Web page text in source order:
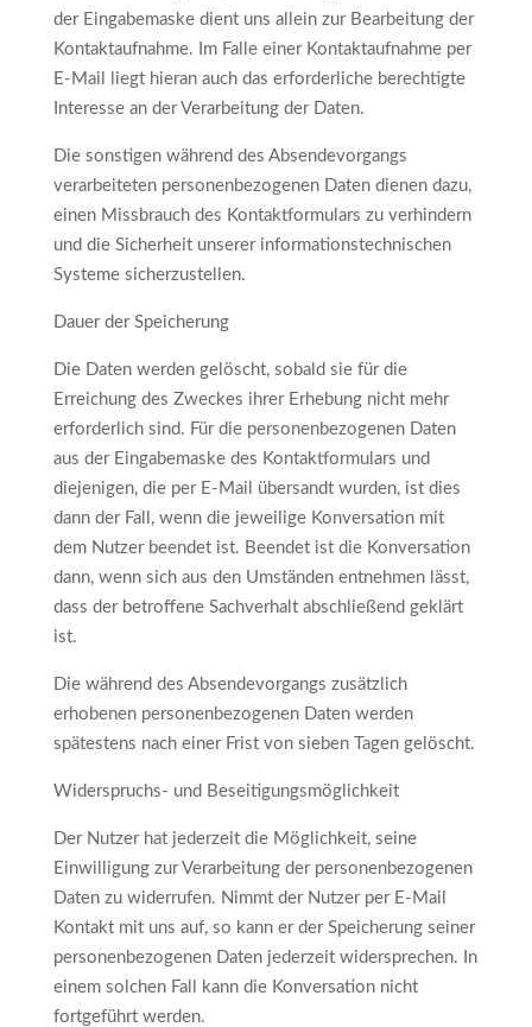
der Eingabemaske dient uns allein zur Bearbeitung der
Kontaktaufnahme. Im Falle einer Kontaktaufnahme per
E-Mail liegt hieran auch das erforderliche berechtigte
Interesse an der Verarbeitung der Daten.
Die sonstigen während des Absendevorgangs
verarbeiteten personenbezogenen Daten dienen dazu,
einen Missbrauch des Kontaktformulars zu verhindern
und die Sicherheit unserer informationstechnischen
Systeme sicherzustellen.
Dauer der Speicherung
Die Daten werden gelöscht, sobald sie für die
Erreichung des Zweckes ihrer Erhebung nicht mehr
erforderlich sind. Für die personenbezogenen Daten
aus der Eingabemaske des Kontaktformulars und
diejenigen, die per E-Mail übersandt wurden, ist dies
dann der Fall, wenn die jeweilige Konversation mit
dem Nutzer beendet ist. Beendet ist die Konversation
dann, wenn sich aus den Umständen entnehmen lässt,
dass der betroffene Sachverhalt abschließend geklärt
ist.
Die während des Absendevorgangs zusätzlich
erhobenen personenbezogenen Daten werden
spätestens nach einer Frist von sieben Tagen gelöscht.
Widerspruchs- und Beseitigungsmöglichkeit
Der Nutzer hat jederzeit die Möglichkeit, seine
Einwilligung zur Verarbeitung der personenbezogenen
Daten zu widerrufen. Nimmt der Nutzer per E-Mail
Kontakt mit uns auf, so kann er der Speicherung seiner
personenbezogenen Daten jederzeit widersprechen. In
einem solchen Fall kann die Konversation nicht
fortgeführt werden.